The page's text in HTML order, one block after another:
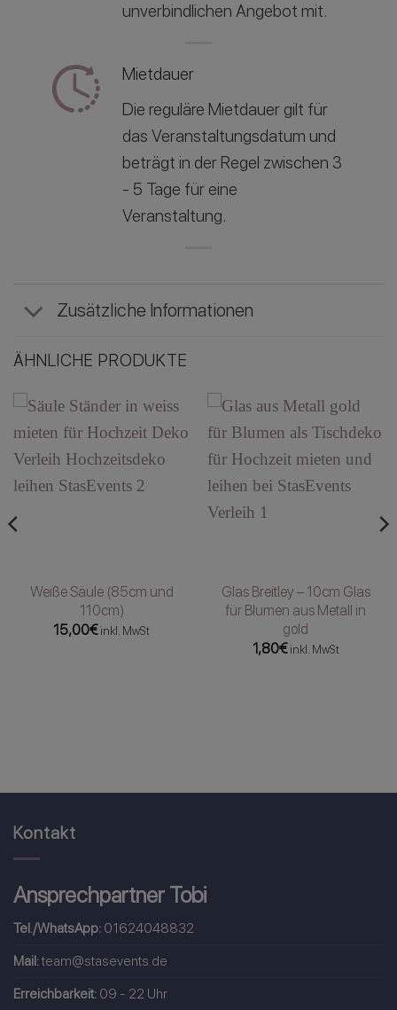
unverbindlichen Angebot mit.
Mietdauer
Die reguläre Mietdauer gilt für
das Veranstaltungsdatum und
beträgt in der Regel zwischen 3
- 5 Tage für eine
Veranstaltung.
Zusätzliche Informationen
ÄHNLICHE PRODUKTE
Weiße Säule (85cm und
110cm)
15,00€ inkl. MwSt
Glas Breitley – 10cm Glas
für Blumen aus Metall in
gold
1,80€ inkl. MwSt
Kontakt
Ansprechpartner Tobi
Tel./WhatsApp: 01624048832
Mail:team@stasevents.de
Erreichbarkeit: 09 - 22 Uhr